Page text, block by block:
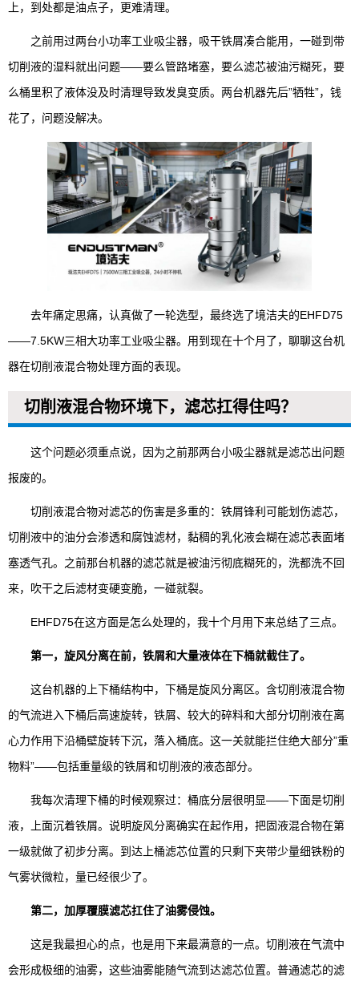
上，到处都是油点子，更难清理。
之前用过两台小功率工业吸尘器，吸干铁屑凑合能用，一碰到带
切削液的湿料就出问题——要么管路堵塞，要么滤芯被油污糊死，要
么桶里积了液体没及时清理导致发臭变质。两台机器先后”牺牲”，钱
花了，问题没解决。
去年痛定思痛，认真做了一轮选型，最终选了境洁夫的EHFD75
——7.5KW三相大功率工业吸尘器。用到现在十个月了，聊聊这台机
器在切削液混合物处理方面的表现。
切削液混合物环境下，滤芯扛得住吗？
这个问题必须重点说，因为之前那两台小吸尘器就是滤芯出问题
报废的。
切削液混合物对滤芯的伤害是多重的：铁屑锋利可能划伤滤芯，
切削液中的油分会渗透和腐蚀滤材，黏稠的乳化液会糊在滤芯表面堵
塞透气孔。之前那台机器的滤芯就是被油污彻底糊死的，洗都洗不回
来，吹干之后滤材变硬变脆，一碰就裂。
EHFD75在这方面是怎么处理的，我十个月用下来总结了三点。
第一，旋风分离在前，铁屑和大量液体在下桶就截住了。
这台机器的上下桶结构中，下桶是旋风分离区。含切削液混合物
的气流进入下桶后高速旋转，铁屑、较大的碎料和大部分切削液在离
心力作用下沿桶壁旋转下沉，落入桶底。这一关就能拦住绝大部分”重
物料”——包括重量级的铁屑和切削液的液态部分。
我每次清理下桶的时候观察过：桶底分层很明显——下面是切削
液，上面沉着铁屑。说明旋风分离确实在起作用，把固液混合物在第
一级就做了初步分离。到达上桶滤芯位置的只剩下夹带少量细铁粉的
气雾状微粒，量已经很少了。
第二，加厚覆膜滤芯扛住了油雾侵蚀。
这是我最担心的点，也是用下来最满意的一点。切削液在气流中
会形成极细的油雾，这些油雾能随气流到达滤芯位置。普通滤芯的滤